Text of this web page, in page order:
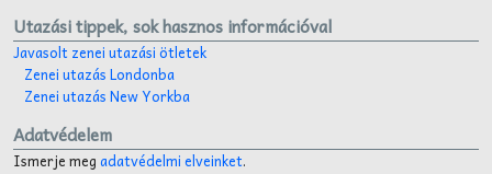
Utazási tippek, sok hasznos információval
Javasolt zenei utazási ötletek
Zenei utazás Londonba
Zenei utazás New Yorkba
Adatvédelem
Ismerje megadatvédelmi elveinket.